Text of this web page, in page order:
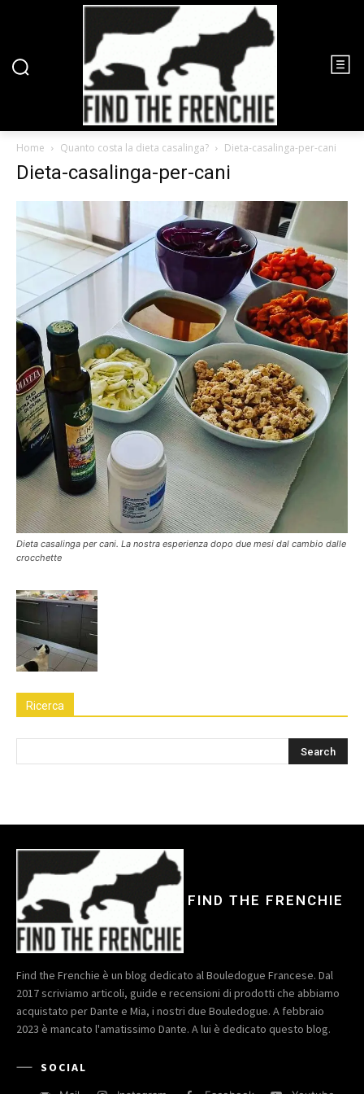
Home Quanto costa la dieta casalinga? Dieta-casalinga-per-cani
Dieta-casalinga-per-cani
Dieta casalinga per cani. La nostra esperienza dopo due mesi dal cambio dalle
crocchette
Ricerca
FIND THE FRENCHIE
Find the Frenchie è un blog dedicato al Bouledogue Francese. Dal
2017 scriviamo articoli, guide e recensioni di prodotti che abbiamo
acquistato per Dante e Mia, i nostri due Bouledogue. A febbraio
2023 è mancato l'amatissimo Dante. A lui è dedicato questo blog.
SOCIAL